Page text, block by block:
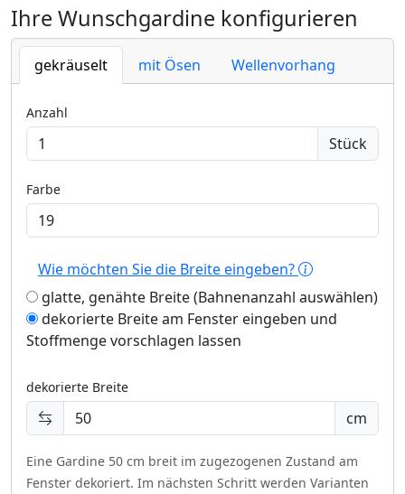
Ihre Wunschgardine konfigurieren
gekräuselt mit Ösen Wellenvorhang
Anzahl
Stück
Farbe
Wie möchten Sie die Breite eingeben?
glatte, genähte Breite (Bahnenanzahl auswählen)
dekorierte Breite am Fenster eingeben und
Stoffmenge vorschlagen lassen
dekorierte Breite
cm
Eine Gardine 50 cm breit im zugezogenen Zustand am
Fenster dekoriert. Im nächsten Schritt werden Varianten